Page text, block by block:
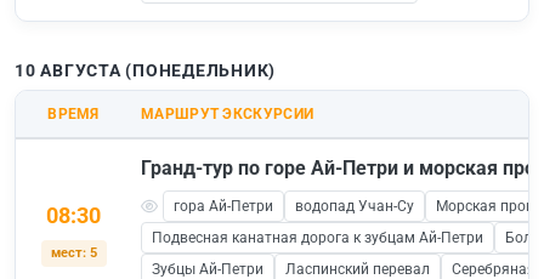
10 АВГУСТА (ПОНЕДЕЛЬНИК)
ВРЕМЯ МАРШРУТ ЭКСКУРСИИ
08:30
мест: 5
Гранд-тур по горе Ай-Петри и морская
гора Ай-Петри водопад Учан-Су
Морская
Подвесная канатная дорога к зубцам Ай-Петри
Зубцы Ай-Петри
Ласпинский перевал
Серебряная